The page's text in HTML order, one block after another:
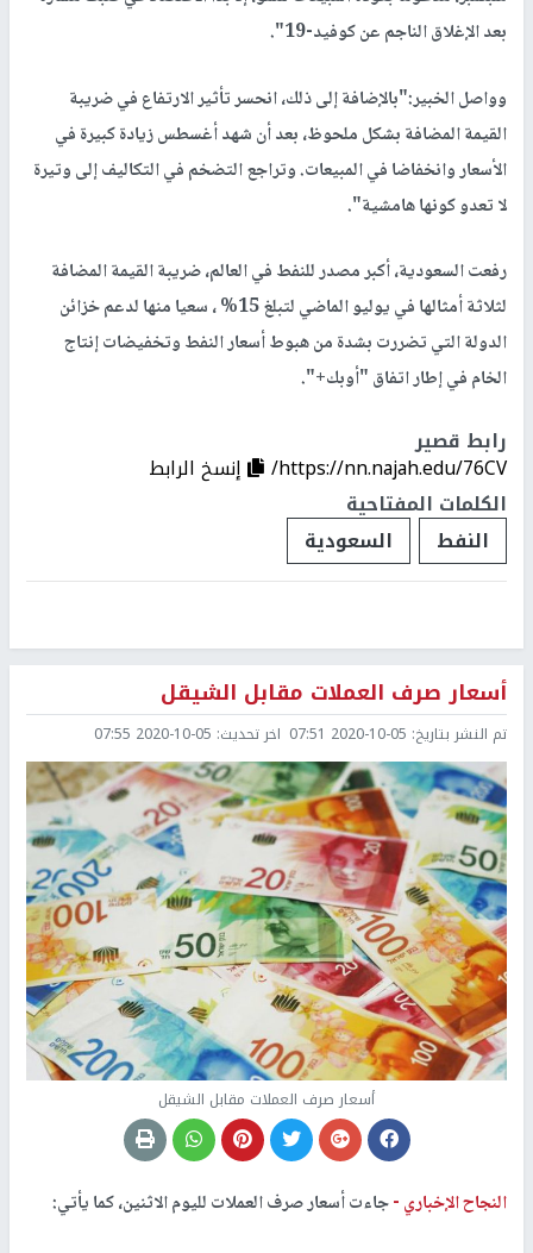
بعد الإغلاق الناجم عن كوفيد-19".
وواصل الخبير:"بالإضافة إلى ذلك، انحسر تأثير الارتفاع في ضريبة
القيمة المضافة بشكل ملحوظ، بعد أن شهد أغسطس زيادة كبيرة في
الأسعار وانخفاضا في المبيعات. وتراجع التضخم في التكاليف إلى وتيرة
لا تعدو كونها هامشية".
رفعت السعودية، أكبر مصدر للنفط في العالم، ضريبة القيمة المضافة
لثلاثة أمثالها في يوليو الماضي لتبلغ 15% ، سعيا منها لدعم خزائن
الدولة التي تضررت بشدة من هبوط أسعار النفط وتخفيضات إنتاج
الخام في إطار اتفاق "أوبك+".
رابط قصير
https://nn.najah.edu/76CV/
إنسخ الرابط
الكلمات المفتاحية
النفط
السعودية
أسعار صرف العملات مقابل الشيقل
تم النشر بتاريخ: 2020-10-05 07:51 اخر تحديث: 2020-10-05 07:55
أسعار صرف العملات مقابل الشيقل
النجاح الإخباري -جاءت أسعار صرف العملات لليوم الاثنين، كما يأتي: